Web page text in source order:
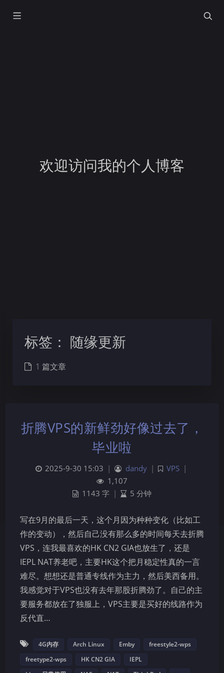
欢迎访问我的个人博客
夜间模式
关闭 日落
标签： 随缘更新
1 篇文章
折腾VPS的新鲜劲好像过去了，
毕业啦
2025-9-30 15:03 | dandy | VPS |
1,107
1143 字 | 5 分钟
写在9月的最后一天，这个月因为种种变化（比如工
作的变动），然后自己没有那么多的时间每天去折腾
VPS，连我最喜欢的HK CN2 GIA也放生了，还是
IEPL NAT养老吧，主要HK这个把月稳定性真的一言
难尽。想想还是普通专线作为主力，然后美西备用。
我感觉对于VPS也没有去年那股折腾劲了。自己的主
要服务都放在了独服上，VPS主要是买好的线路作为
反代直…
4G内存 Arch Linux Emby
freestyle2-wps
freetype2-wps
HK CN2 GIA
IEPL